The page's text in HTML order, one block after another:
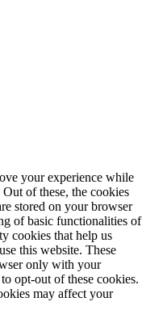
your experience while
of these, the cookies
stored on your browser
of basic functionalities of
cookies that help us
this website. These
only with your
opt-out of these cookies.
may affect your